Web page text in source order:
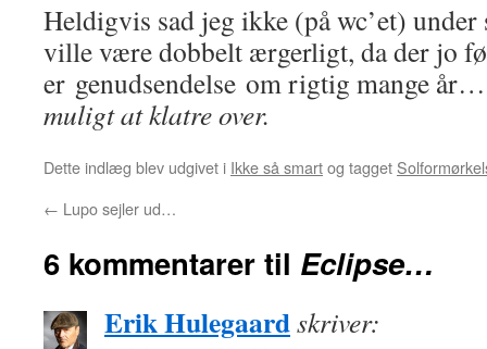
Heldigvis sad jeg ikke (på wc’et)
ville være dobbelt ærgerligt, da der jo
er genudsendelse om rigtig mange
muligt at klatre over.
Dette indlæg blev udgivet i Ikke så smartog tagget
← Lupo sejler ud…
6 kommentarer til Eclipse…
Erik Hulegaardskriver: